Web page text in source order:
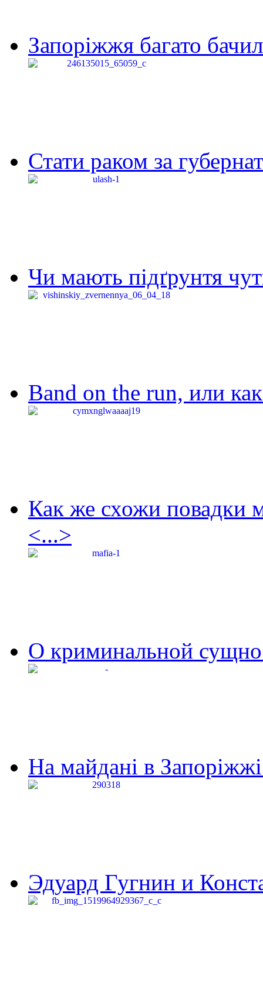
Запоріжжя багато
Стати раком за
Чи мають підґрунтя
Band on the run, или
Как же схожи повадки
<...>
О криминальной
На майдані в
Эдуард Гугнин и